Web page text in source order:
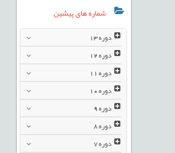
شماره های پیشین
دوره
دوره
دوره
دوره
دوره
دوره
دوره